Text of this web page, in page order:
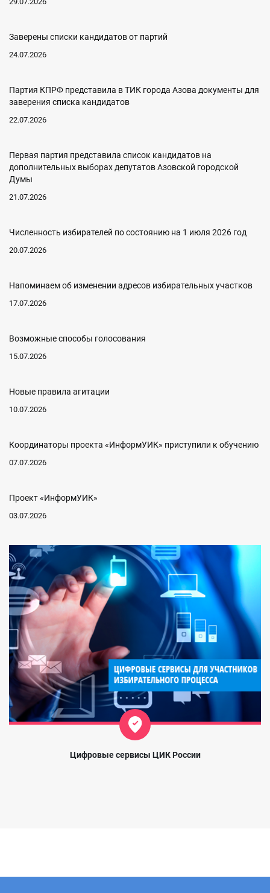
Заверены списки кандидатов от партий
24.07.2026
Партия КПРФ представила в ТИК города Азова документы для
заверения списка кандидатов
22.07.2026
Первая партия представила список кандидатов на
дополнительных выборах депутатов Азовской городской
Думы
21.07.2026
Численность избирателей по состоянию на 1 июля 2026 год
20.07.2026
Напоминаем об изменении адресов избирательных участков
17.07.2026
Возможные способы голосования
15.07.2026
Новые правила агитации
10.07.2026
Координаторы проекта «ИнформУИК» приступили к обучению
07.07.2026
Проект «ИнформУИК»
03.07.2026
Цифровые сервисы ЦИК России